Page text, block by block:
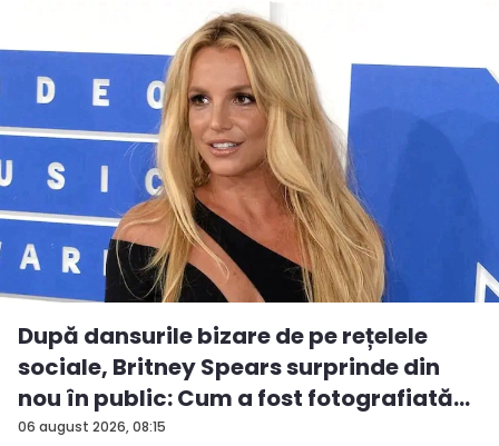
06 august 2026, 08:15
După dansurile bizare de pe rețelele
sociale, Britney Spears surprinde din
nou în public: Cum a fost fotografiată
î...